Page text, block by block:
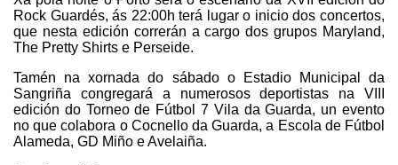
Rock Guardés, ás 22:00h terá lugar o inicio dos concertos,
que nesta edición correrán a cargo dos grupos Maryland,
The Pretty Shirts e Perseide.
Tamén na xornada do sábado o Estadio Municipal da
Sangriña congregará a numerosos deportistas na VIII
edición do Torneo de Fútbol 7 Vila da Guarda, un evento
no que colabora o Cocnello da Guarda, a Escola de Fútbol
Alameda, GD Miño e Avelaiña.